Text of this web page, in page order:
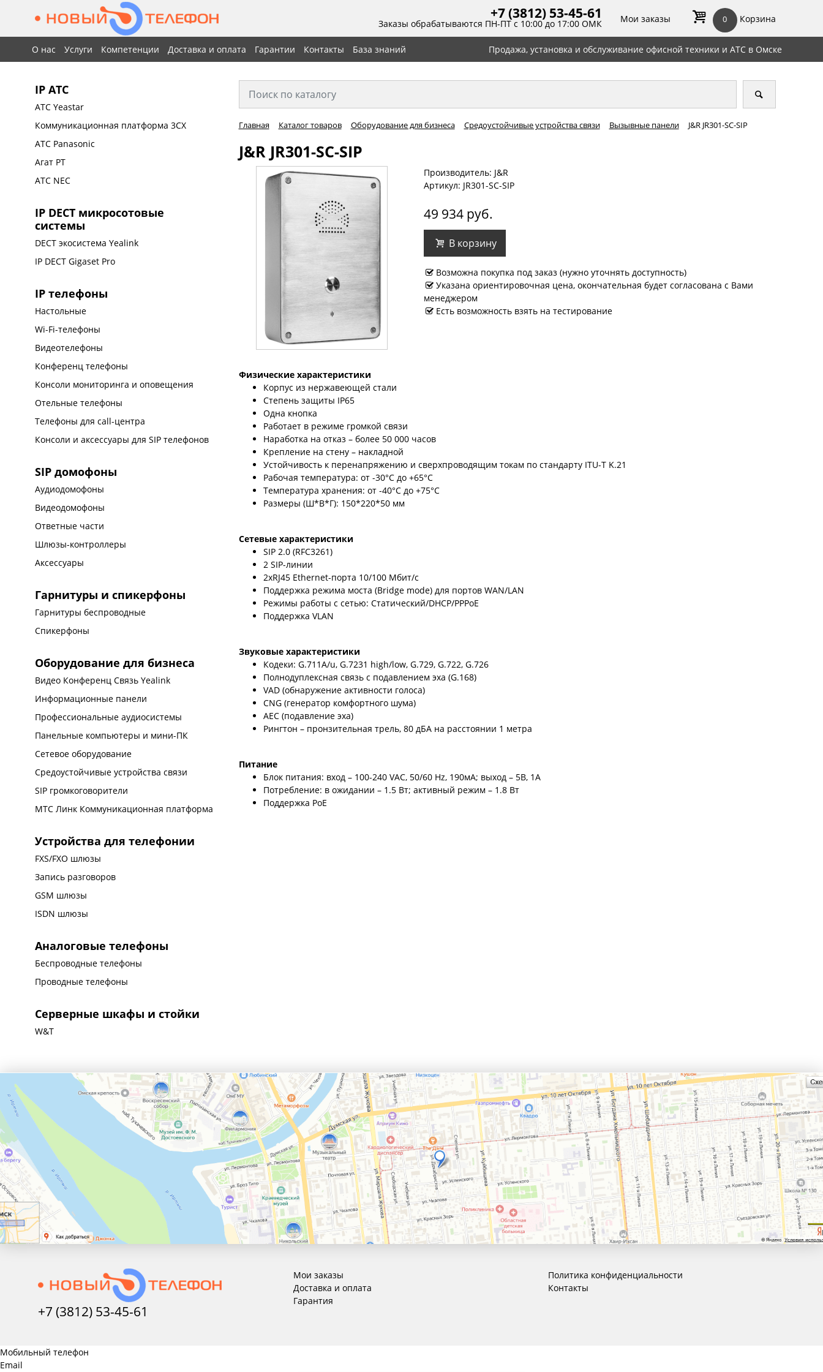
+7 (3812) 53-45-61
Заказы обрабатываются ПН-ПТ с 10:00 до 17:00 ОМК Мои заказы 0 Корзина
О нас Услуги Компетенции Доставка и оплата Гарантии Контакты База знаний Продажа, установка и обслуживание офисной техники и АТС в Омске
IP АТС
АТС Yeastar
Коммуникационная платформа 3CX
АТС Panasonic
Агат РТ
АТС NEC
IP DECT микросотовые
системы
DECT экосистема Yealink
IP DECT Gigaset Pro
IP телефоны
Настольные
Wi-Fi-телефоны
Видеотелефоны
Конференц телефоны
Консоли мониторинга и оповещения
Отельные телефоны
Телефоны для call-центра
Консоли и аксессуары для SIP телефонов
SIP домофоны
Аудиодомофоны
Видеодомофоны
Ответные части
Шлюзы-контроллеры
Аксессуары
Гарнитуры и спикерфоны
Гарнитуры беспроводные
Спикерфоны
Оборудование для бизнеса
Видео Конференц Связь Yealink
Информационные панели
Профессиональные аудиосистемы
Панельные компьютеры и мини-ПК
Сетевое оборудование
Средоустойчивые устройства связи
SIP громкоговорители
МТС Линк Коммуникационная платформа
Устройства для телефонии
FXS/FXO шлюзы
Запись разговоров
GSM шлюзы
ISDN шлюзы
Аналоговые телефоны
Беспроводные телефоны
Проводные телефоны
Серверные шкафы и стойки
W&T
Главная Каталог товаров Оборудование для бизнеса Средоустойчивые устройства связи Вызывные панели J&R JR301-SC-SIP
J&R JR301-SC-SIP
Производитель: J&R
Артикул: JR301-SC-SIP
49 934 руб.
В корзину
Возможна покупка под заказ (нужно уточнять доступность)
Указана ориентировочная цена, окончательная будет согласована с Вами
менеджером
Есть возможность взять на тестирование
Физические характеристики
Корпус из нержавеющей стали
Степень защиты IP65
Одна кнопка
Работает в режиме громкой связи
Наработка на отказ – более 50 000 часов
Крепление на стену – накладной
Устойчивость к перенапряжению и сверхпроводящим токам по стандарту ITU-T K.21
Рабочая температура: от -30°C до +65°C
Температура хранения: от -40°C до +75°C
Размеры (Ш*В*Г): 150*220*50 мм
Сетевые характеристики
SIP 2.0 (RFC3261)
2 SIP-линии
2хRJ45 Ethernet-порта 10/100 Мбит/с
Поддержка режима моста (Bridge mode) для портов WAN/LAN
Режимы работы с сетью: Статический/DHCP/PPPoE
Поддержка VLAN
Звуковые характеристики
Кодеки: G.711A/u, G.7231 high/low, G.729, G.722, G.726
Полнодуплексная связь с подавлением эха (G.168)
VAD (обнаружение активности голоса)
CNG (генератор комфортного шума)
AEC (подавление эха)
Рингтон – пронзительная трель, 80 дБА на раcстоянии 1 метра
Питание
Блок питания: вход – 100-240 VAC, 50/60 Hz, 190мА; выход – 5В, 1A
Потребление: в ожидании – 1.5 Вт; активный режим – 1.8 Вт
Поддержка PoE
+7 (3812) 53-45-61
Мои заказы
Доставка и оплата
Гарантия
Политика конфиденциальности
Контакты
Мобильный телефон
Email